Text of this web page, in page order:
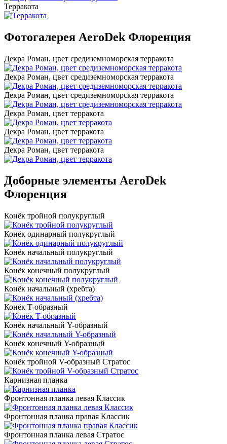
Терракота
Фотогалерея AeroDek Флоренция
Декра Роман, цвет средиземноморская терракота
Декра Роман, цвет средиземноморская терракота
Декра Роман, цвет средиземноморская терракота
Декра Роман, цвет терракота
Декра Роман, цвет терракота
Декра Роман, цвет терракота
Доборные элементы AeroDek
Флоренция
Конёк тройной полукруглый
Конёк одинарный полукруглый
Конёк начальный полукруглый
Конёк конечный полукруглый
Конёк начальный (хребта)
Конёк T-образный
Конёк начальный Y-образный
Конёк конечный Y-образный
Конёк тройной V-образный Стратос
Карнизная планка
Фронтонная планка левая Классик
Фронтонная планка правая Классик
Фронтонная планка левая Стратос